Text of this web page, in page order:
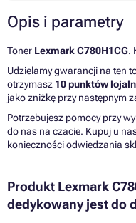
Opis i parametry
Toner Lexmark C780H1CG.
Udzielamy gwarancji na ten
otrzymasz 10 punktów
jako zniżkę przy następnym
Potrzebujesz pomocy przy
do nas na czacie. Kupuj u
konieczności odwiedzania
Produkt Lexmark
dedykowany jest do